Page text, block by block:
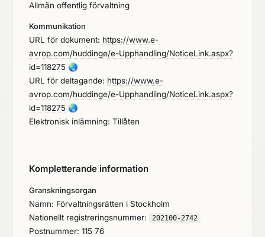
Allmän offentlig förvaltning
Kommunikation
URL för dokument: https://www.e-
avrop.com/huddinge/e-Upphandling/NoticeLink.aspx?
id=118275 🌏
URL för deltagande: https://www.e-
avrop.com/huddinge/e-Upphandling/NoticeLink.aspx?
id=118275 🌏
Elektronisk inlämning: Tillåten
Kompletterande information
Granskningsorgan
Namn: Förvaltningsrätten i Stockholm
Nationellt registreringsnummer:
202100-2742
Postnummer: 115 76